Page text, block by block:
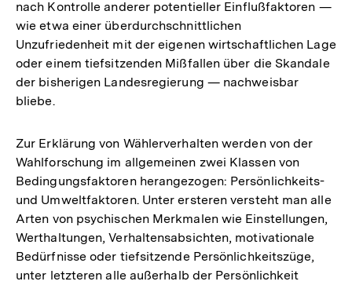
nach Kontrolle anderer potentieller Einflußfaktoren —
wie etwa einer überdurchschnittlichen
Unzufriedenheit mit der eigenen wirtschaftlichen Lage
oder einem tiefsitzenden Mißfallen über die Skandale
der bisherigen Landesregierung — nachweisbar
bliebe.
Zur Erklärung von Wählerverhalten werden von der
Wahlforschung im allgemeinen zwei Klassen von
Bedingungsfaktoren herangezogen: Persönlichkeits-
und Umweltfaktoren. Unter ersteren versteht man alle
Arten von psychischen Merkmalen wie Einstellungen,
Werthaltungen, Verhaltensabsichten, motivationale
Bedürfnisse oder tiefsitzende Persönlichkeitszüge,
unter letzteren alle außerhalb der Persönlichkeit